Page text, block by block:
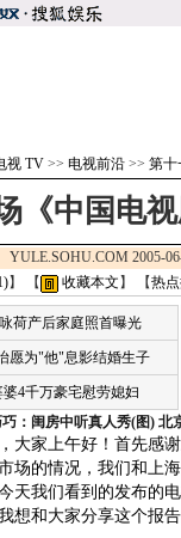
视 TV >> 电视前沿 >> 第十
《中国电
YULE.SOHU.COM 2005-
)】 【 收藏本文 】 【热
荷产后家庭照首曝光
愿为"他"息影结婚生子
婆4千万豪宅慰劳媳妇
：闺房中听真人秀(图) 北
大家上午好！首先感
场的情况，我们和上
天我们看到的发布的
想和大家分享这个报